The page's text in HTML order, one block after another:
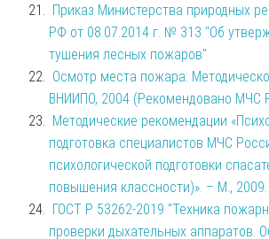
Приказ Министерства природных
РФ от 08.07.2014 г. № 313 "Об
тушения лесных пожаров"
Осмотр места пожара:
ВНИИПО, 2004 (Рекомендовано МЧС
Методические рекомендации
подготовка специалистов МЧС
психологической подготовки
повышения классности)». – М.,
ГОСТ Р 53262-2019 "Техника
проверки дыхательных аппаратов.